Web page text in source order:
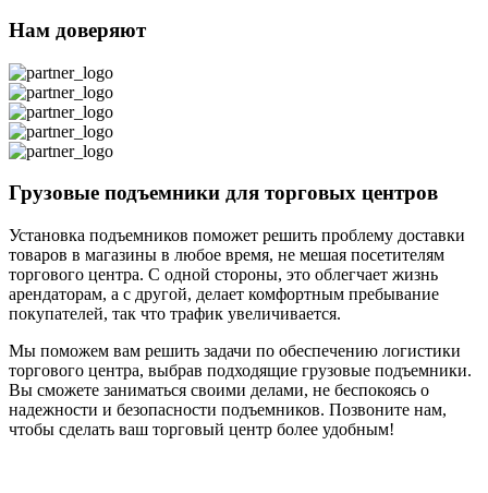
Нам доверяют
Грузовые подъемники для торговых центров
Установка подъемников поможет решить проблему доставки
товаров в магазины в любое время, не мешая посетителям
торгового центра. С одной стороны, это облегчает жизнь
арендаторам, а с другой, делает комфортным пребывание
покупателей, так что трафик увеличивается.
Мы поможем вам решить задачи по обеспечению логистики
торгового центра, выбрав подходящие грузовые подъемники.
Вы сможете заниматься своими делами, не беспокоясь о
надежности и безопасности подъемников. Позвоните нам,
чтобы сделать ваш торговый центр более удобным!